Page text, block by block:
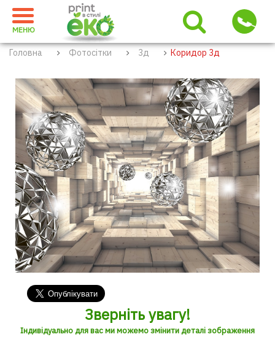
МЕНЮ
Головна Фотосітки 3д Коридор 3д
Зверніть увагу!
Індивідуально для вас ми можемо змінити деталі зображення